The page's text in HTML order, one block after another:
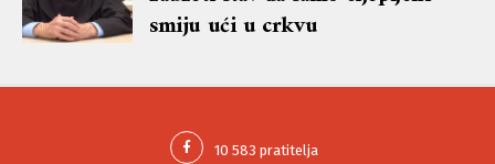
smiju ući u crkvu